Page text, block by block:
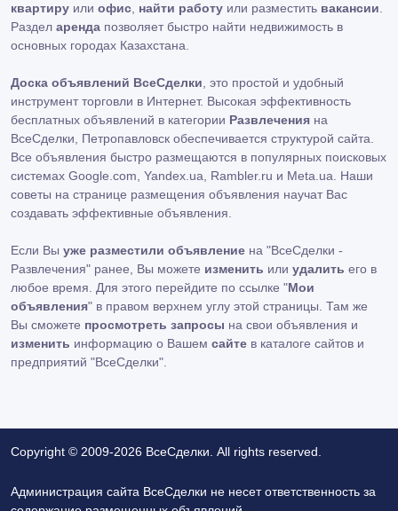
квартиру или офис найти работу или разместить вакансии
Раздел аренда позволяет быстро найти недвижимость в
основных городах Казахстана.
Доска объявлений ВсеСделки , это простой и удобный
инструмент торговли в Интернет. Высокая эффективность
бесплатных объявлений в категории Развлечения на
ВсеСделки, Петропавловск обеспечивается структурой сайта.
Все объявления быстро размещаются в популярных поисковых
системах Google.com, Yandex.ua, Rambler.ru и Meta.ua. Наши
советы на странице размещения объявления научат Вас
создавать эффективные объявления.
Если Вы уже разместили объявление на "ВсеСделки -
Развлечения" ранее, Вы можете изменить или удалить его в
любое время. Для этого перейдите по ссылке "Мои
объявления" в правом верхнем углу этой страницы. Там же
Вы сможете просмотреть запросы на свои объявления и
изменить информацию о Вашем сайте в каталоге сайтов и
предприятий "ВсеСделки".
Copyright © 2009-2026 ВсеСделки. All rights reserved.
Администрация сайта ВсеСделки не несет ответственность за